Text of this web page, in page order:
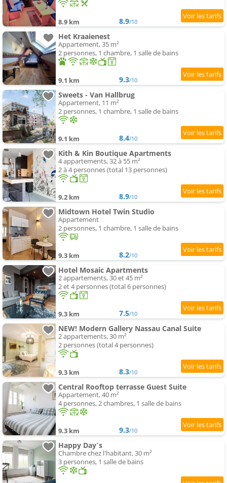
8.9 km 8.9/10
Het Kraaienest
Appartement, 35 m²
2 personnes, 1 chambre, 1 salle de bains
9.1 km 9.3/10
Sweets - Van Hallbrug
Appartement, 11 m²
2 personnes, 1 chambre, 1 salle de bains
9.1 km 8.4/10
Kith & Kin Boutique Apartments
4 appartements, 32 à 55 m²
2 à 4 personnes (total 13 personnes)
9.2 km 8.9/10
Midtown Hotel Twin Studio
Appartement
2 personnes, 1 chambre, 1 salle de bains
9.3 km 8.2/10
Hotel Mosaic Apartments
2 appartements, 30 et 45 m²
2 et 4 personnes (total 6 personnes)
9.3 km 7.5/10
NEW! Modern Gallery Nassau Canal Suite
2 appartements, 30 m²
2 personnes (total 4 personnes)
9.3 km 8.3/10
Central Rooftop terrasse Guest Suite
Appartement, 40 m²
4 personnes, 2 chambres, 1 salle de bains
9.3 km 9.3/10
Happy Day´s
Chambre chez l'habitant, 30 m²
3 personnes, 1 salle de bains